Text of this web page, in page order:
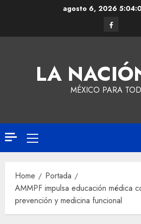
agosto 6, 2026
LA
MÉXICO PARA
Home
Portada
AMMPF impulsa educación médica
prevención y medicina funcional